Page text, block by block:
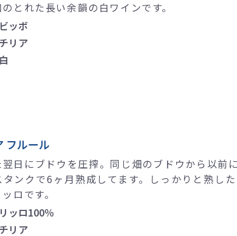
とれた長い余韻の白ワインです。
ッボ
リア
フルール
日にブドウを圧搾。同じ畑のブドウから以前
タンクで6ヶ月熟成してます。しっかりと熟し
ロです。
ッロ100％
リア